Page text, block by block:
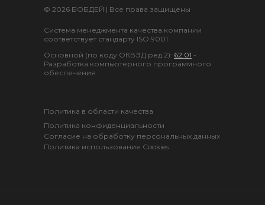
© 2026 БОБДЕЙ | Все права защищены
Основной (по коду ОКВЭД ред.2): 62.01 -
Разработка компьютерного программного
обеспечения
Система менеджмента качества компании
соответствует стандарту ISO 9001
Политика в области качества
Политика конфиденциальности
Согласие на обработку персональных данных
Политика использования Cookies